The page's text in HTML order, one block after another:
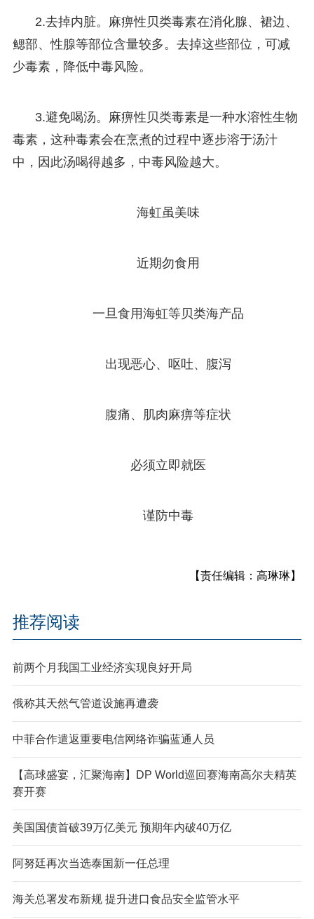
2.去掉内脏。麻痹性贝类毒素在消化腺、裙边、
鳃部、性腺等部位含量较多。去掉这些部位，可减
少毒素，降低中毒风险。
3.避免喝汤。麻痹性贝类毒素是一种水溶性生物
毒素，这种毒素会在烹煮的过程中逐步溶于汤汁
中，因此汤喝得越多，中毒风险越大。
海虹虽美味
近期勿食用
一旦食用海虹等贝类海产品
出现恶心、呕吐、腹泻
腹痛、肌肉麻痹等症状
必须立即就医
谨防中毒
【责任编辑：高琳琳】
推荐阅读
前两个月我国工业经济实现良好开局
俄称其天然气管道设施再遭袭
中菲合作遣返重要电信网络诈骗蓝通人员
【高球盛宴，汇聚海南】DP World巡回赛海南高尔夫精英
赛开赛
美国国债首破39万亿美元 预期年内破40万亿
阿努廷再次当选泰国新一任总理
海关总署发布新规 提升进口食品安全监管水平